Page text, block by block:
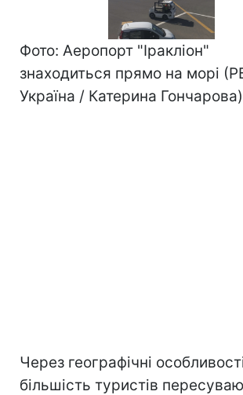
Фото: Аеропорт "Іракліон"
знаходиться прямо на морі
Україна / Катерина Гончарова)
Через географічні
більшість туристів